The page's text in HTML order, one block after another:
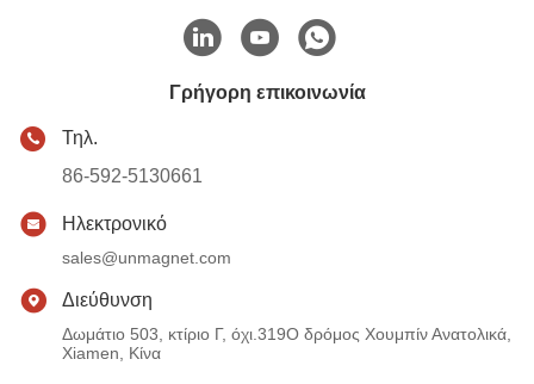
Γρήγορη επικοινωνία
Τηλ.
86-592-5130661
Ηλεκτρονικό
sales@unmagnet.com
Διεύθυνση
Δωμάτιο 503, κτίριο Γ, όχι.319Ο δρόμος Χουμπίν Ανατολικά,
Xiamen, Κίνα